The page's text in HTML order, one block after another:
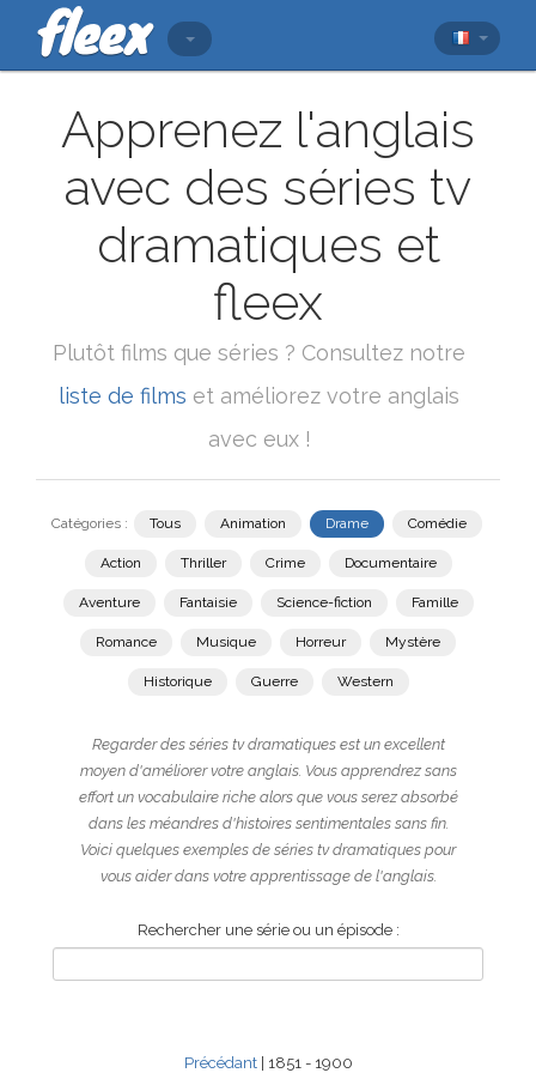
Apprenez l'anglais
avec des séries tv
dramatiques et
fleex
Plutôt films que séries ? Consultez notre
liste de films et améliorez votre anglais
avec eux !
Catégories : Tous Animation Drame Comédie
Action Thriller Crime Documentaire
Aventure Fantaisie Science-fiction Famille
Romance Musique Horreur Mystère
Historique Guerre Western
Regarder des séries tv dramatiques est un excellent
moyen d'améliorer votre anglais. Vous apprendrez sans
effort un vocabulaire riche alors que vous serez absorbé
dans les méandres d'histoires sentimentales sans fin.
Voici quelques exemples de séries tv dramatiques pour
vous aider dans votre apprentissage de l'anglais.
Rechercher une série ou un épisode :
Précédant| 1851 - 1900